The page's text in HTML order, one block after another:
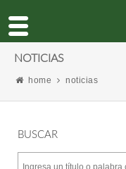
NOTICIAS
home noticias
BUSCAR